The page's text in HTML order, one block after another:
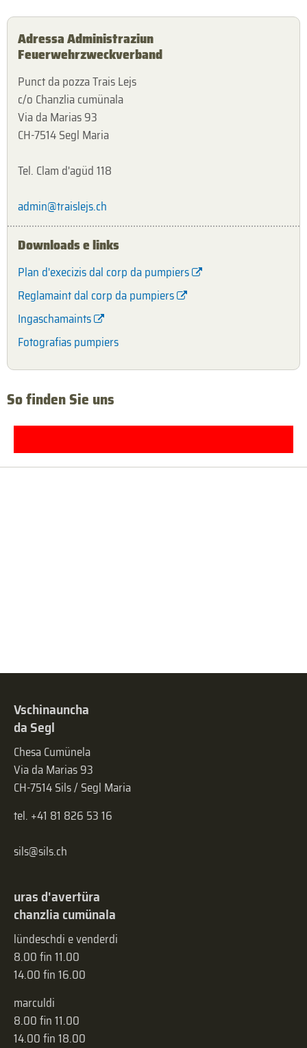
Adressa Administraziun
Feuerwehrzweckverband
Punct da pozza Trais Lejs
c/o Chanzlia cumünala
Via da Marias 93
CH-7514 Segl Maria
Tel. Clam d'agüd 118
admin@traislejs.ch
Downloads e links
Plan d'execizis dal corp da pumpiers
Reglamaint dal corp da pumpiers
Ingaschamaints
Fotografias pumpiers
So finden Sie uns
Vschinauncha
da Segl
Chesa Cumünela
Via da Marias 93
CH-7514 Sils / Segl Maria
tel. +41 81 826 53 16
sils@sils.ch
uras d'avertüra
chanzlia cumünala
lündeschdi e venderdi
8.00 fin 11.00
14.00 fin 16.00
marculdi
8.00 fin 11.00
14.00 fin 18.00